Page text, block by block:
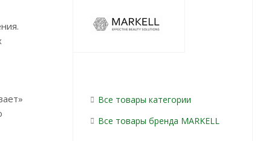
Все товары категории
Все товары бренда MARKELL